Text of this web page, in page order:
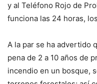
y al Teléfono Rojo de
funciona las 24 horas,
A la par se ha advertido
pena de 2 a 10 años de
incendio en un bosque,